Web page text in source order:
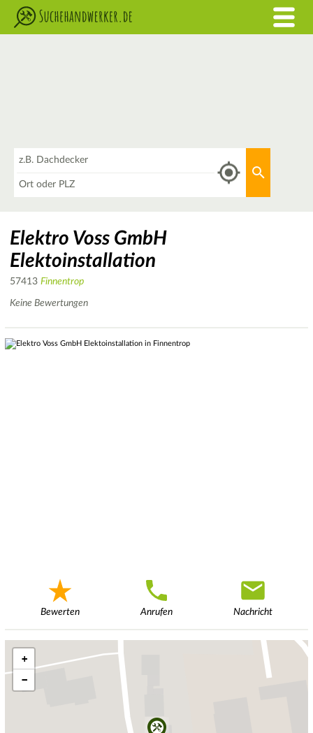
Elektro Voss GmbH
Elektoinstallation
57413 Finnentrop
Keine Bewertungen
Bewerten Anrufen Nachricht
+
−